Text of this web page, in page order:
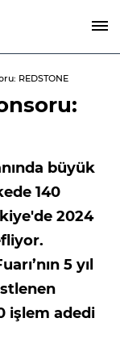
REDSTONE
büyük
140
2024
5 yıl
işlem adedi